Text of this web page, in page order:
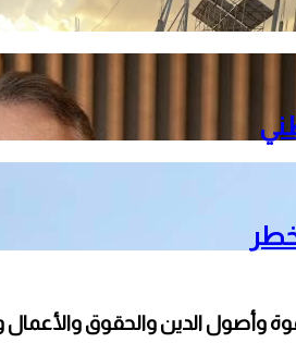
الدين والحقوق والأعمال